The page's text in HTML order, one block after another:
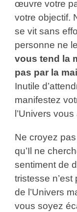
œuvre votre
votre objectif.
se vit sans
personne ne
vous tend la
pas par la
Inutile
manifestez
l’Univers
Ne croyez
qu’Il ne
sentiment de
tristesse
de l’Univers
vous soyez